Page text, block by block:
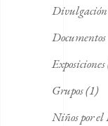
Documentos
Exposiciones
Grupos(1)
Niños por